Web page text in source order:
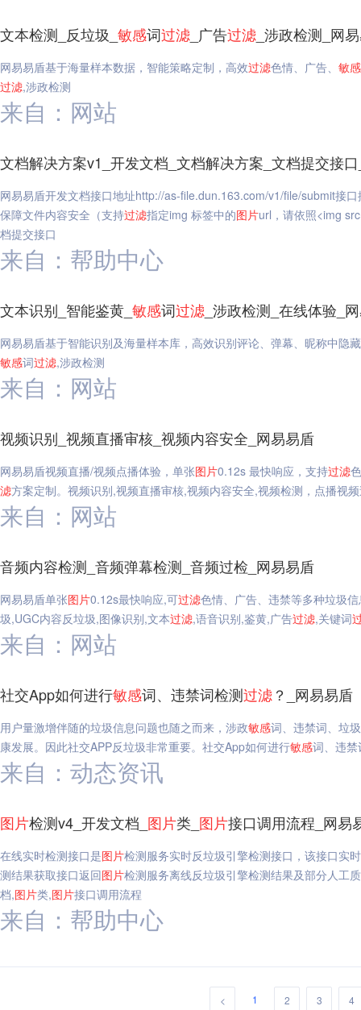
文本检测_反垃圾_ 敏感词过滤 _广告过滤 _涉政检测_网
网易易盾基于海量样本数据，智能策略定制，高效过滤色情、广告、 敏感
过滤,涉政检测
来自：网站
文档解决方案v1_开发文档_文档解决方案_文档提交接
网易易盾开发文档接口地址http://as-file.dun.163.com/v1/file/submit接
保障文件内容安全（支持过滤指定img 标签中的图片url，请依照<img
档提交接口
来自：帮助中心
文本识别_智能鉴黄_ 敏感词过滤 _涉政检测_在线体验_
网易易盾基于智能识别及海量样本库，高效识别评论、弹幕、昵称中隐
敏感词过滤,涉政检测
来自：网站
视频识别_视频直播审核_视频内容安全_网易易盾
网易易盾视频直播/视频点播体验，单张图片0.12s 最快响应，支持过滤
滤方案定制。视频识别,视频直播审核,视频内容安全,视频检测，点播视
来自：网站
音频内容检测_音频弹幕检测_音频过检_网易易盾
网易易盾单张图片0.12s最快响应,可过滤色情、广告、违禁等多种垃圾
圾,UGC内容反垃圾,图像识别,文本过滤,语音识别,鉴黄,广告过滤,关键词
来自：网站
社交App如何进行敏感词、违禁词检测过滤 ？_网易易盾
用户量激增伴随的垃圾信息问题也随之而来，涉政敏感词、违禁词、垃
康发展。因此社交APP反垃圾非常重要。社交App如何进行敏感词、违
来自：动态资讯
图片检测v4_开发文档_ 图片类_ 图片接口调用流程_网易
在线实时检测接口是图片检测服务实时反垃圾引擎检测接口，该接口实
测结果获取接口返回图片检测服务离线反垃圾引擎检测结果及部分人工
档,图片类,图片接口调用流程
来自：帮助中心
< 1 2 3 4